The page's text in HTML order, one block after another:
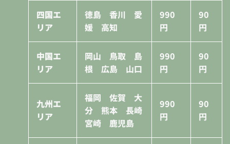
四国エ
リア
徳島 香川 愛
媛 高知
990
円
90
円
中国エ
リア
岡山 鳥取 島
根 広島 山口
990
円
90
円
九州エ
リア
福岡 佐賀 大
分 熊本 長崎
宮崎 鹿児島
990
円
90
円